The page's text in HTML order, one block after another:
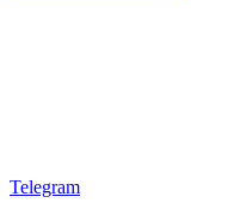
Telegram